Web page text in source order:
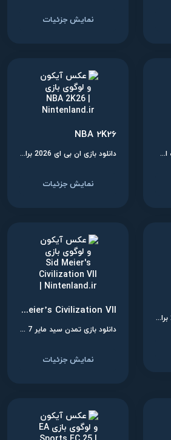
نمایش جزئیات
دانلود بازی ایی ای اسپورت اف سی 26 برای نینتندو سوییچ
NBA 2K26
دانلود بازی ان بی ای 2026 برای نینتندو سوییچ
نمایش جزئیات
دانلود بازی اِن بی اِی 2025 برای نینتندو سوییچ
Sid Meier’s Civilization VII
دانلود بازی تمدن سید مایر 7 برای نینتندو سوییچ
نمایش جزئیات